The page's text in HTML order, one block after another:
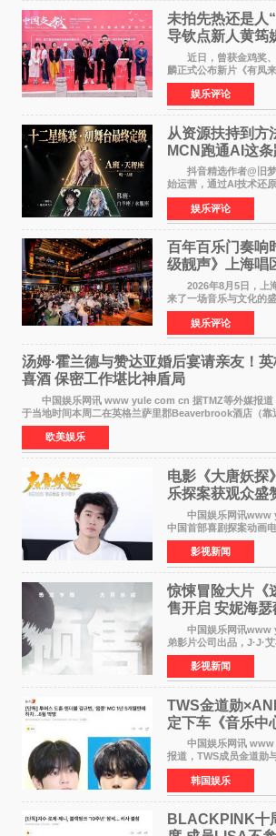
未拍先热还是人
导钦点新人黄筠
气回应
近日，曾获金鸡奖、
麟正式公布新片《有凤
早年凭电影《华容道》
名，此后长期参与国内
人参与的作品亦曾
娱乐评论
从资源扶持到方
MCN跑通AI这条
抖音精选作者@旧梦
始运营，通过AI技术还
的故事，凭借强情感表
布仅21小时便获得超1
此后，账号持续沿
娱乐评论
百年百乐门奏响
级靓声》上海唱
2026年8月5日，上海
来了一场音乐与文化的
国励志音乐公益节目上
仪式在此隆重举行。各
齐聚一堂，共同
娱乐评论
汤姆·霍兰德与赞达亚婚后宴请亲友！
喜酒 保密工作堪比神盾局
中国娱乐网讯 www yule com cn 据TMZ等外媒报道
于当地时间本周二在英格兰萨里郡Beaverbrook酒店（靠
顿）举办婚宴，邀请家人与朋友们喝喜酒，庆祝
欧美娱乐
电影《大唐妖探
乐探案获观众盛
中国娱乐网讯www
中国首部喜剧探案动画
举办电影首映礼。导演
制片人曹紫建、制片人
对白指导程寅，领
影视新闻
惊悚冒险大片《
售开启 安妮海
中国娱乐网讯www
弟影片公司出品，J·J·
伯特·米切尔执导，好莱
·麦克格雷格领衔主演的
《逃出绝
影视新闻
TWS金道勋
定下车《音乐中
MC席位
中国娱乐网讯 www
报道，TWS成员金道勋
将于8月离开《音乐中
勋与金奎彬于去年3月
《音乐中心》MC，约1
韩国娱乐
BLACKPINK十